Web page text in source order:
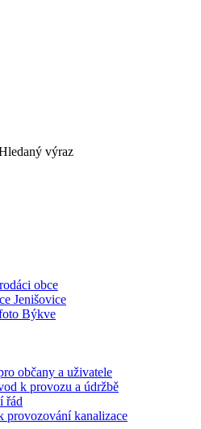
výraz
obce
Jenišovice
Býkve
občany a uživatele
k provozu a údržbě
řád
provozování kanalizace